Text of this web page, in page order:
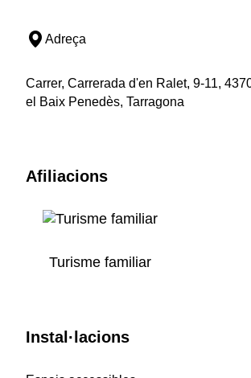
Adreça
Carrer, Carrerada d'en Ralet, 9-11,
el Baix Penedès, Tarragona
Afiliacions
Turisme familiar
Instal·lacions